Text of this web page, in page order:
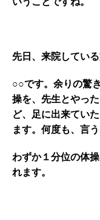
先日、来院してい
○○です。余りの驚
操を、先生とやっ
ど、足に出来てい
ます。何度も、言
わずか１分位の体
れます。